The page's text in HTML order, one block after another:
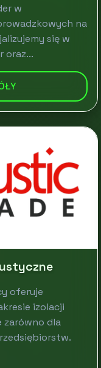
w
na
się w
oraz...
oferuje
izolacji
zarówno dla